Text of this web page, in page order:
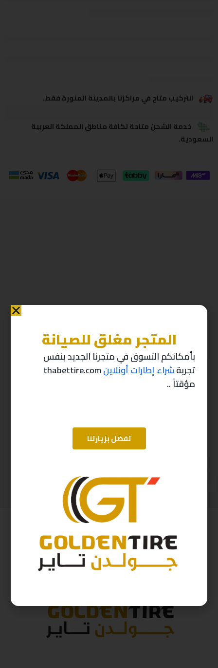
التركيب متاح في مراكزنا بالمدينة المنورة فقط.
خدمة الشحن متاحة لكافة مناطق المملكة العربية
السعودية.
منتجات ذات صله
( شامل الضريبة )
-10%
345ر.س 311
المتجر مغلق للصيانة
بأمكانكم التسوق في متجرنا الجديد بنفس
تجربةشراء إطارات أونلاينthabettire.com
مؤقتاً ..
تفضل بزيارتنا